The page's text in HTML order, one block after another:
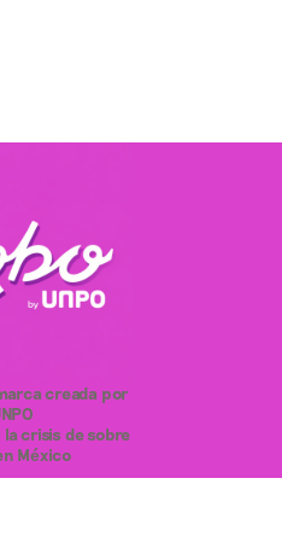
creada por
crisis de sobre
México